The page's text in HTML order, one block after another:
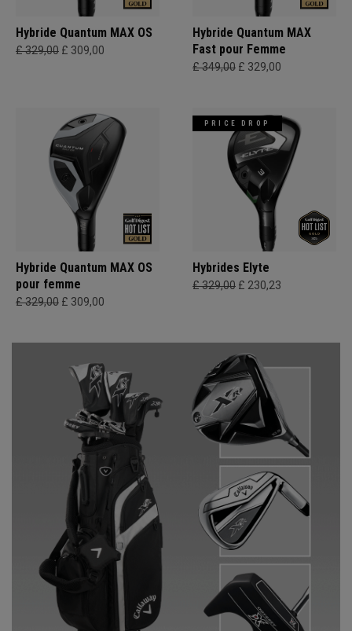
Hybride Quantum MAX OS
£ 329,00 £ 309,00
Hybride Quantum MAX
Fast pour Femme
£ 349,00 £ 329,00
Hybride Quantum MAX OS
pour femme
£ 329,00 £ 309,00
PRICE DROP
Hybrides Elyte
£ 329,00 £ 230,23